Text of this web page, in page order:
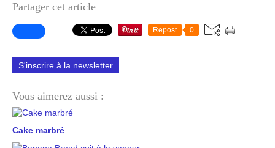
Partager cet article
Repost 0
S'inscrire à la newsletter
Vous aimerez aussi :
Cake marbré